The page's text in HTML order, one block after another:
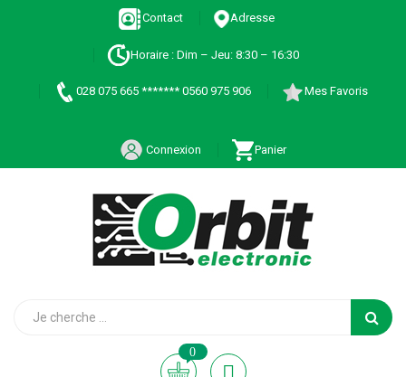
Contact Adresse
Horaire : Dim – Jeu: 8:30 – 16:30
028 075 665 ******* 0560 975 906 Mes Favoris
Connexion Panier
0